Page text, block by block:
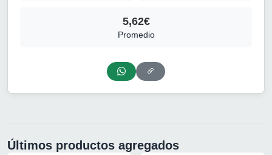
5,62€
Promedio
Últimos productos agregados